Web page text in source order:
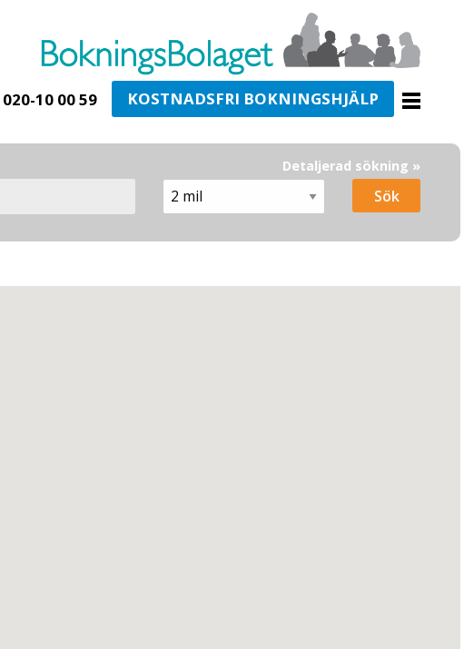
10 00 59 KOSTNADSFRI BOKNINGSHJÄLP
Detaljerad sökning »